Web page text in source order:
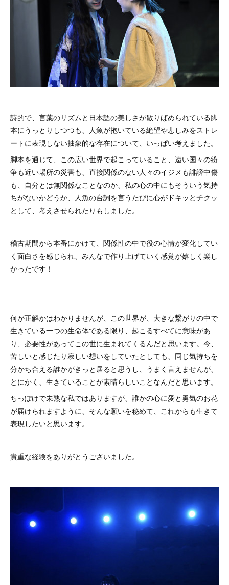
詩的で、言葉のリズムと日本語の美しさが散りばめられている脚
本にうっとりしつつも、人魚が抱いている絶望や悲しみをストレ
ートに表現しない抽象的な存在について、いっぱい考えました。
脚本を通じて、この広い世界で起こっていること、遠い国々の紛
争も近い場所の災害も、直接関係のない人々のイジメも誹謗中傷
も、自分とは無関係なことなのか、私の心の中にもそういう気持
ちがないかどうか、人魚の台詞を言うたびに心がドキッとチクッ
として、考えさせられたりもしました。
稽古期間から本番にかけて、関係性の中で役の心情が変化してい
く面白さを感じられ、みんなで作り上げていく感覚が嬉しく楽し
かったです！
何が正解かはわかりませんが、この世界が、大きな繋がりの中で
生きている一つの生命体である限り、起こるすべてに意味があ
り、必要性があってこの世に生まれてくるんだと思います。今、
苦しいと感じたり寂しい想いをしていたとしても、同じ気持ちを
分かち合える誰かがきっと居ると思うし、うまく言えませんが、
とにかく、生きていることが素晴らしいことなんだと思います。
ちっぽけで未熟な私ではありますが、誰かの心に愛と勇気のお花
が届けられますように、そんな願いを秘めて、これからも生きて
表現したいと思います。
貴重な経験をありがとうございました。